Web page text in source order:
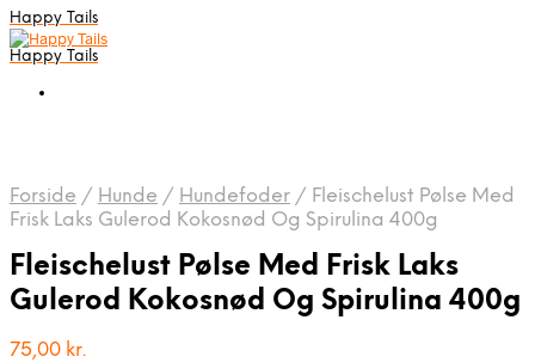
Happy Tails
Happy Tails
Forside / Hunde / Hundefoder / Fleischelust Pølse Med
Frisk Laks Gulerod Kokosnød Og Spirulina 400g
Fleischelust Pølse Med Frisk Laks
Gulerod Kokosnød Og Spirulina 400g
75,00 kr.